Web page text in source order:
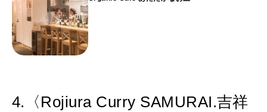
4.〈Rojiura Curry SAMURAI.吉祥